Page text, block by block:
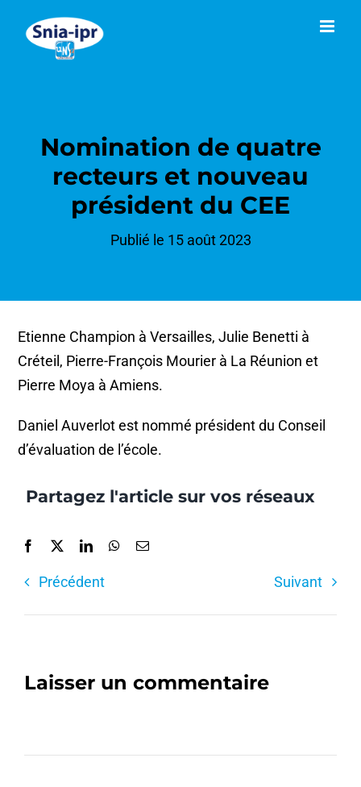
Nomination de quatre
recteurs et nouveau
président du CEE
Publié le 15 août 2023
Etienne Champion à Versailles, Julie Benetti à
Créteil, Pierre-François Mourier à La Réunion et
Pierre Moya à Amiens.
Daniel Auverlot est nommé président du Conseil
d’évaluation de l’école.
Partagez l'article sur vos réseaux
Précédent Suivant
Laisser un commentaire